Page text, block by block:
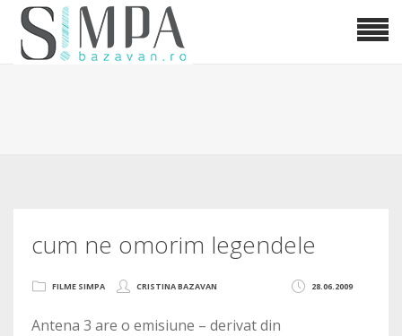
cum ne omorim legendele
28.06.2009
FILME SIMPA CRISTINA BAZAVAN
Antena 3 are o emisiune – derivat din